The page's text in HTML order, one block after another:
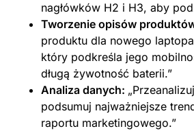
nagłówków H2 i H3, aby
Tworzenie opisów
produktu dla nowego
który podkreśla jego
długą żywotność baterii.”
Analiza danych:
podsumuj najważniejsze
raportu marketingowego.”